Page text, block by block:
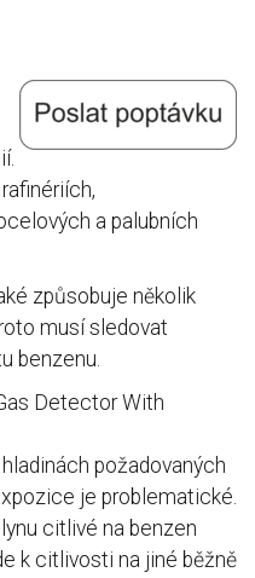
a palubních
způsobuje několik
musí sledovat
benzenu.
požadovaných
je problematické.
citlivé na benzen
k citlivosti na jiné běžně